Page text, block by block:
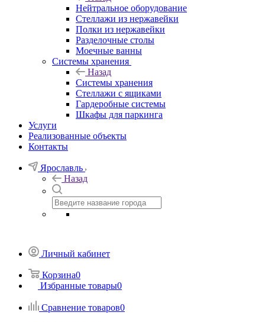
Нейтральное оборудование
Стеллажи из нержавейки
Полки из нержавейки
Разделочные столы
Моечные ванны
Системы хранения
Назад
Системы хранения
Стеллажи с ящиками
Гардеробные системы
Шкафы для паркинга
Услуги
Реализованные объекты
Контакты
Ярославль
Назад
Личный кабинет
Корзина0
Избранные товары0
Сравнение товаров0